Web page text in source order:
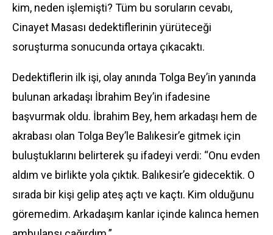
kim, neden işlemişti? Tüm bu soruların cevabı,
Cinayet Masası dedektiflerinin yürüteceği
soruşturma sonucunda ortaya çıkacaktı.
Dedektiflerin ilk işi, olay anında Tolga Bey’in yanında
bulunan arkadaşı İbrahim Bey’in ifadesine
başvurmak oldu. İbrahim Bey, hem arkadaşı hem de
akrabası olan Tolga Bey’le Balıkesir’e gitmek için
buluştuklarını belirterek şu ifadeyi verdi: “Onu evden
aldım ve birlikte yola çıktık. Balıkesir’e gidecektik. O
sırada bir kişi gelip ateş açtı ve kaçtı. Kim olduğunu
göremedim. Arkadaşım kanlar içinde kalınca hemen